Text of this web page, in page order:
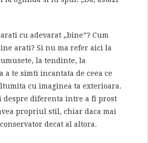
cu adevarat „bine”? Cum
arati? Si nu ma refer aici la
la tendinte, la
a te simti incantata de ceea ce
cu imaginea ta exterioara.
despre diferenta intre a fi prost
propriul stil, chiar daca mai
decat al altora.